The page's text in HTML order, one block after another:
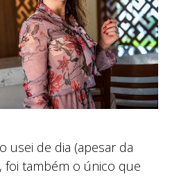
usei de dia (apesar da
foi também o único que